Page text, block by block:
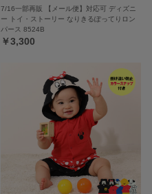
7/16一部再販 【メール便】対応可 ディズニ
ー トイ・ストーリー なりきるぽってりロン
パース 8524B
￥3,300